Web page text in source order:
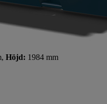
Höjd: 1984 mm